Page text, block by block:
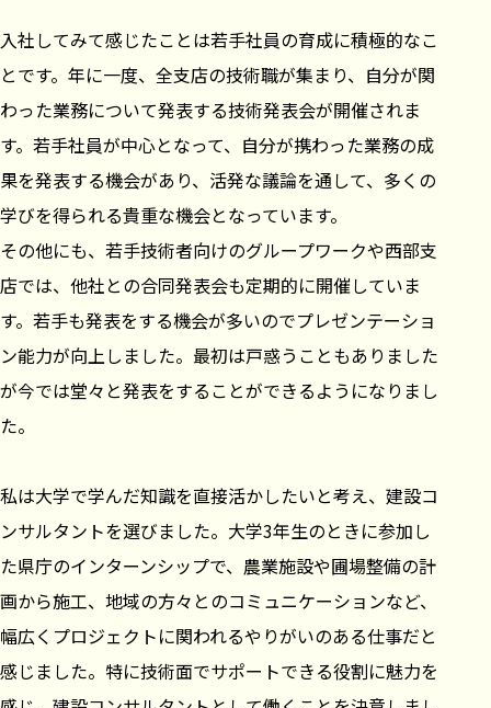
入社してみて感じたことは若手社員の育成に積極的なこ
とです。年に一度、全支店の技術職が集まり、自分が関
わった業務について発表する技術発表会が開催されま
す。若手社員が中心となって、自分が携わった業務の成
果を発表する機会があり、活発な議論を通して、多くの
学びを得られる貴重な機会となっています。
その他にも、若手技術者向けのグループワークや西部支
店では、他社との合同発表会も定期的に開催していま
す。若手も発表をする機会が多いのでプレゼンテーショ
ン能力が向上しました。最初は戸惑うこともありました
が今では堂々と発表をすることができるようになりまし
た。
私は大学で学んだ知識を直接活かしたいと考え、建設コ
ンサルタントを選びました。大学3年生のときに参加し
た県庁のインターンシップで、農業施設や圃場整備の計
画から施工、地域の方々とのコミュニケーションなど、
幅広くプロジェクトに関われるやりがいのある仕事だと
感じました。特に技術面でサポートできる役割に魅力を